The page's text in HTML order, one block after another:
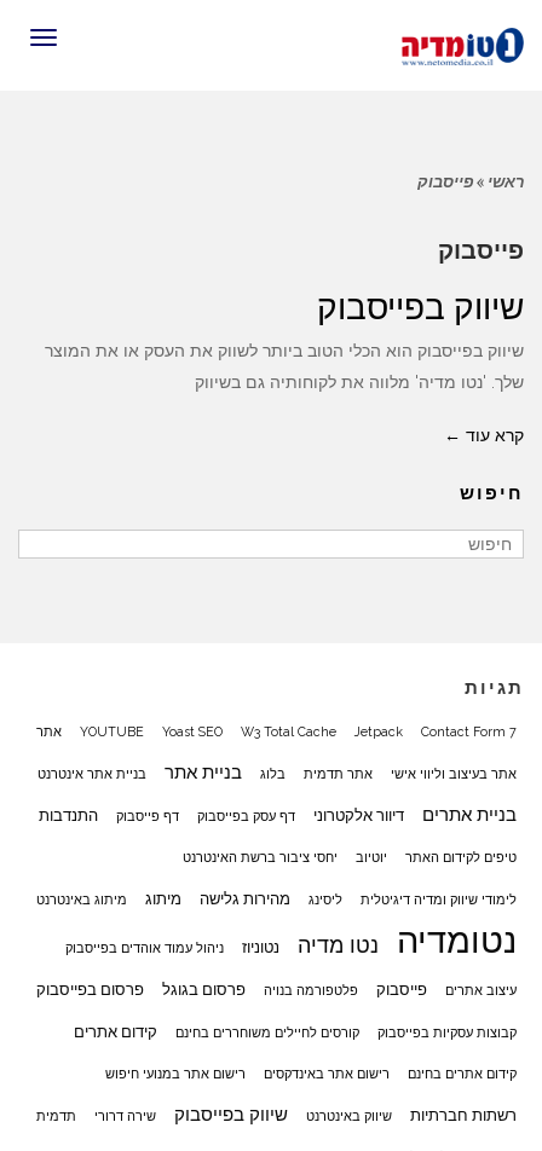
ראשי »פייסבוק
פייסבוק
שיווק בפייסבוק
שיווק בפייסבוק הוא הכלי הטוב ביותר לשווק את העסק או את המוצר
שלך. 'נטו מדיה' מלווה את לקוחותיה גם בשיווק
קרא עוד ←
חיפוש
תגיות
Contact Form 7
Jetpack
W3 Total Cache
Yoast SEO
YOUTUBE אתר
אתר בעיצוב וליווי אישי אתר תדמית בלוג בניית אתר בניית אתר אינטרנט
בניית אתרים דיוור אלקטרוני דף עסק בפייסבוק דף פייסבוק התנדבות
טיפים לקידום האתר יוטיוב יחסי ציבור ברשת האינטרנט
לימודי שיווק ומדיה דיגיטלית ליסינג מהירות גלישה מיתוג מיתוג באינטרנט
נטומדיה נטו מדיה נטוניוז ניהול עמוד אוהדים בפייסבוק
עיצוב אתרים פייסבוק פלטפורמה בנויה פרסום בגוגל פרסום בפייסבוק
קבוצות עסקיות בפייסבוק קורסים לחיילים משוחררים בחינם קידום אתרים
קידום אתרים בחינם רישום אתר באינדקסים רישום אתר במנועי חיפוש
רשתות חברתיות שיווק באינטרנט שיווק בפייסבוק שירה דרורי תדמית